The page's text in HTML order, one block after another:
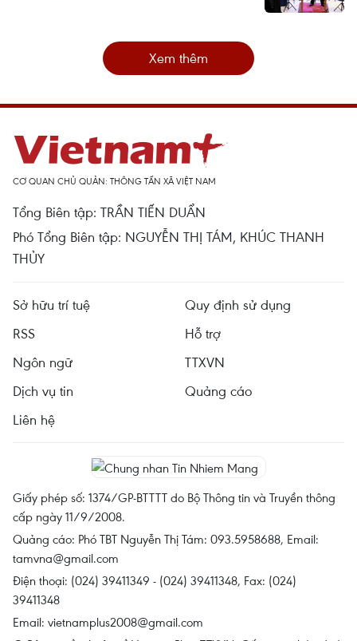
Xem thêm
CƠ QUAN CHỦ QUẢN: THÔNG TẤN XÃ VIỆT NAM
Tổng Biên tập: TRẦN TIẾN DUẨN
Phó Tổng Biên tập: NGUYỄN THỊ TÁM, KHÚC THANH
THỦY
Sở hữu trí tuệ
Quy định sử dụng
RSS
Hỗ trợ
Ngôn ngữ
TTXVN
Dịch vụ tin
Quảng cáo
Liên hệ
Giấy phép số: 1374/GP-BTTTT do Bộ Thông tin và Truyền thông
cấp ngày 11/9/2008.
Quảng cáo: Phó TBT Nguyễn Thị Tám: 093.5958688, Email:
tamvna@gmail.com
Điện thoại: (024) 39411349 - (024) 39411348, Fax: (024)
39411348
Email: vietnamplus2008@gmail.com